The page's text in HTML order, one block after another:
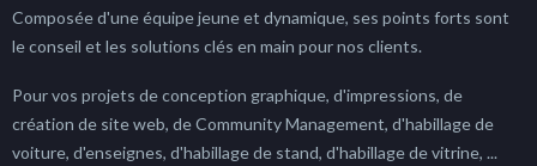
Composée d'une équipe jeune et dynamique, ses points forts sont
le conseil et les solutions clés en main pour nos clients.
Pour vos projets de conception graphique, d'impressions, de
création de site web, de Community Management, d'habillage de
voiture, d'enseignes, d'habillage de stand, d'habillage de vitrine, ...